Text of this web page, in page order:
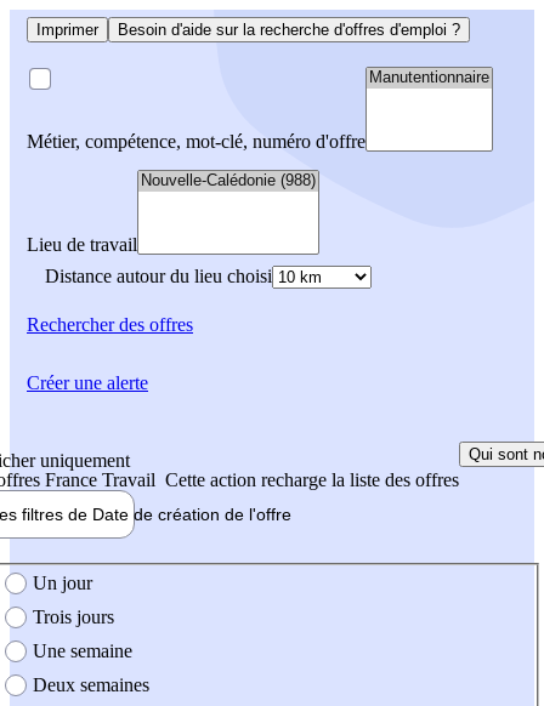
Imprimer Besoin d'aide sur la recherche d'offres d'emploi ?
Métier, compétence, mot-clé, numéro d'offre
Lieu de travail
Distance autour du lieu choisi
Rechercherdes offres
uniquement
France Travail Cette action recharge la liste des offres
Qui sont
filtres de Date de création de l'offre
création de l'offre
Un jour
Trois jours
Une semaine
Deux semaines
Créer une alerte